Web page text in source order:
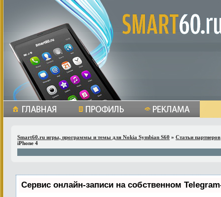
Smart60.ru игры, программы и темы для Nokia Symbian S60 » Cтатьи партнеров
iPhone 4
Сервис онлайн-записи на собственном